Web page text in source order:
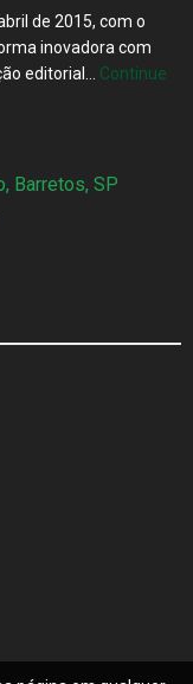
de 2015, com o
inovadora com
editorial… Continue
Barretos, SP